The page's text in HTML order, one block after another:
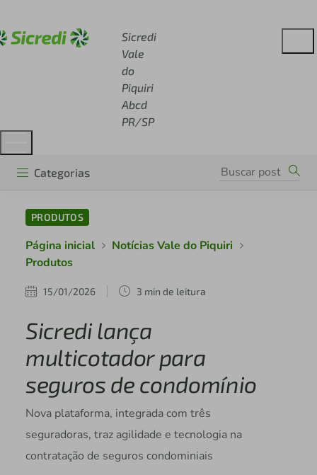
Sicredi
Vale
do
Piquiri
Abcd
PR/SP
Categorias
PRODUTOS
Página inicial
Notícias Vale do Piquiri
Produtos
15/01/2026 3 min de leitura
Sicredi lança
multicotador para
seguros de condomínio
Nova plataforma, integrada com três
seguradoras, traz agilidade e tecnologia na
contratação de seguros condominiais